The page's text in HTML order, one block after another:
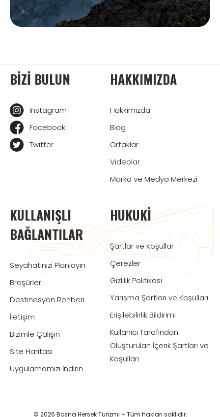
BIZI BULUN
Instagram
Facebook
Twitter
HAKKIMIZDA
Hakkımızda
Blog
Ortaklar
Videolar
Marka ve Medya Merkezi
KULLANIŞLI
BAĞLANTILAR
Seyahatinizi Planlayın
Broşürler
Destinasyon Rehberi
İletişim
Bizimle Çalışın
Site Haritası
Uygulamamızı İndirin
HUKUKI
Şartlar ve Koşullar
Çerezler
Gizlilik Politikası
Yarışma Şartları ve Koşulları
Erişilebilirlik Bildirimi
Kullanıcı Tarafından
Oluşturulan İçerik Şartları ve
Koşulları
© 2026 Bosna Hersek Turizmi – Tüm hakları saklıdır.